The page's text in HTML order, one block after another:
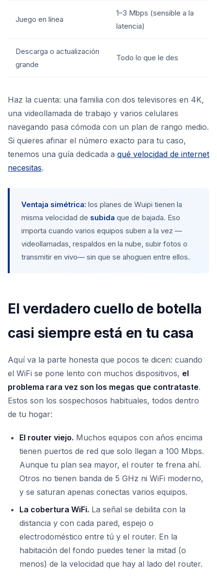
Juego en línea
1–3 Mbps (sensible a la
latencia)
Descarga o actualización
grande
Todo lo que le des
Haz la cuenta: una familia con dos televisores en 4K,
una videollamada de trabajo y varios celulares
navegando pasa cómoda con un plan de rango medio.
Si quieres afinar el número exacto para tu caso,
tenemos una guía dedicada a qué velocidad de internet
necesitas.
Ventaja simétrica: los planes de Wuipi tienen la
misma velocidad de subida que de bajada. Eso
importa cuando varios equipos suben a la vez —
videollamadas, respaldos en la nube, subir fotos o
transmitir en vivo— sin que se ahoguen entre ellos.
El verdadero cuello de botella
casi siempre está en tu casa
Aquí va la parte honesta que pocos te dicen: cuando
el WiFi se pone lento con muchos dispositivos, el
problema rara vez son los megas que contrataste.
Estos son los sospechosos habituales, todos dentro
de tu hogar:
El router viejo. Muchos equipos con años encima
tienen puertos de red que solo llegan a 100 Mbps.
Aunque tu plan sea mayor, el router te frena ahí.
Otros no tienen banda de 5 GHz ni WiFi moderno,
y se saturan apenas conectas varios equipos.
La cobertura WiFi. La señal se debilita con la
distancia y con cada pared, espejo o
electrodoméstico entre tú y el router. En la
habitación del fondo puedes tener la mitad (o
menos) de la velocidad que hay al lado del router.